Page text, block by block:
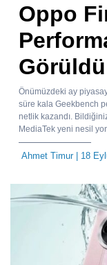
Oppo
Görüldü
Önümüzdeki ay
süre kala Geekbench
netlik kazandı.
MediaTek yeni nesil
Ahmet Timur| 18